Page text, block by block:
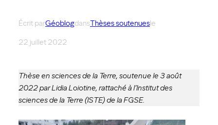
Écrit parGéoblogdansThèses soutenuesle
22 juillet 2022
Thèse en sciences de la Terre, soutenue le 3 août
2022parLidia Loiotine, rattaché à l’Institut des
sciences de la Terre (ISTE) de la FGSE.